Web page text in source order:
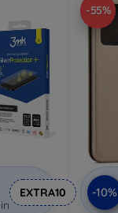
EXTRA10
-55%
-10%